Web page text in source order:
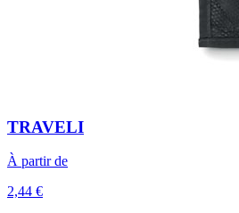
TRAVELI
À partir de
2,44 €